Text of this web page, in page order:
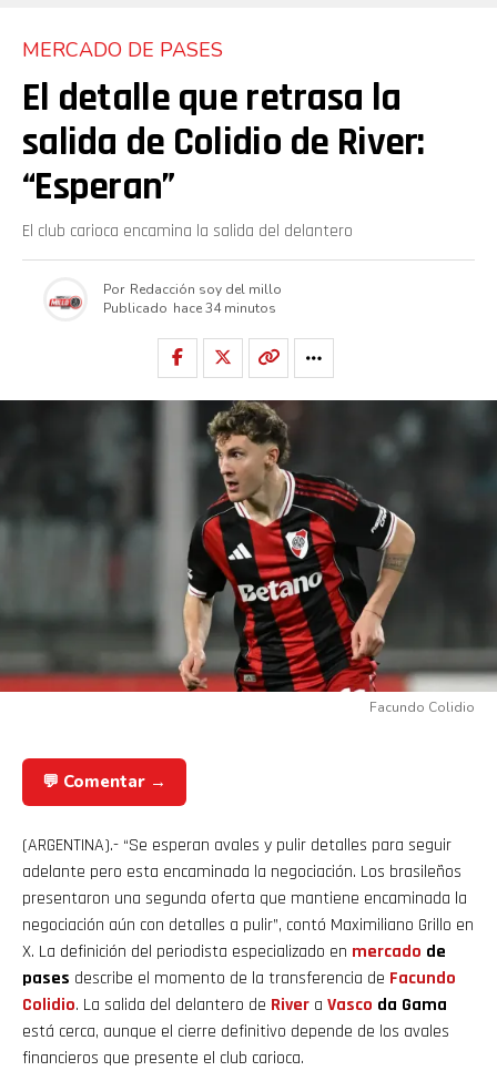
MERCADO DE PASES
El detalle que retrasa la
salida de Colidio de River:
“Esperan”
El club carioca encamina la salida del delantero
Por Redacción soy del millo
Publicado hace 34 minutos
Facundo Colidio
💬 Comentar →
(ARGENTINA).- “Se esperan avales y pulir detalles para seguir
adelante pero esta encaminada la negociación. Los brasileños
presentaron una segunda oferta que mantiene encaminada la
negociación aún con detalles a pulir”, contó Maximiliano Grillo en
X. La definición del periodista especializado en mercado de
pases describe el momento de la transferencia de Facundo
Colidio. La salida del delantero de River a Vasco da Gama
está cerca, aunque el cierre definitivo depende de los avales
financieros que presente el club carioca.